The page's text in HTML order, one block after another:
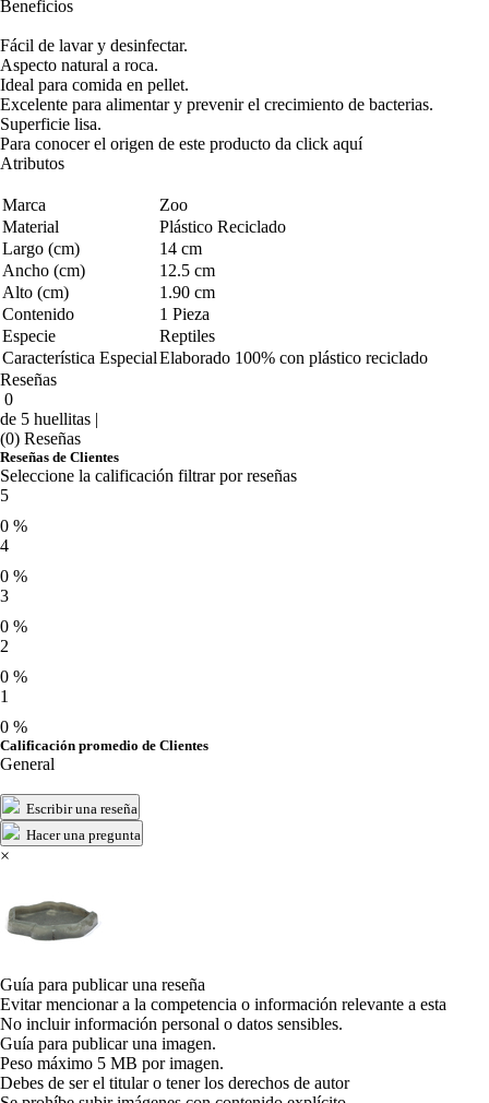
Beneficios
Fácil de lavar y desinfectar.
Aspecto natural a roca.
Ideal para comida en pellet.
Excelente para alimentar y prevenir el crecimiento de bacterias.
Superficie lisa.
Para conocer el origen de este producto da click aquí
Atributos
Marca
Zoo
Material
Plástico Reciclado
Largo (cm)
14 cm
Ancho (cm)
12.5 cm
Alto (cm)
1.90 cm
Contenido
1 Pieza
Especie
Reptiles
Característica EspecialElaborado 100% con plástico reciclado
Reseñas
0
de 5 huellitas |
(0) Reseñas
Reseñas de Clientes
Seleccione la calificación filtrar por reseñas
5
0 %
4
0 %
3
0 %
2
0 %
1
0 %
Calificación promedio de Clientes
General
Escribir una reseña
Hacer una pregunta
×
Guía para publicar una reseña
Evitar mencionar a la competencia o información relevante a esta
No incluir información personal o datos sensibles.
Guía para publicar una imagen.
Peso máximo 5 MB por imagen.
Debes de ser el titular o tener los derechos de autor